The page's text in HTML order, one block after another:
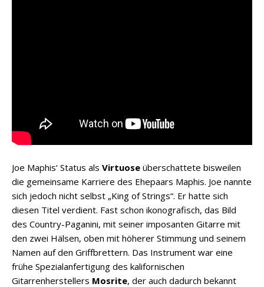
Joe Maphis‘ Status als Virtuose überschattete bisweilen
die gemeinsame Karriere des Ehepaars Maphis. Joe nannte
sich jedoch nicht selbst „King of Strings“. Er hatte sich
diesen Titel verdient. Fast schon ikonografisch, das Bild
des Country-Paganini, mit seiner imposanten Gitarre mit
den zwei Hälsen, oben mit höherer Stimmung und seinem
Namen auf den Griffbrettern. Das Instrument war eine
frühe Spezialanfertigung des kalifornischen
Gitarrenherstellers Mosrite, der auch dadurch bekannt